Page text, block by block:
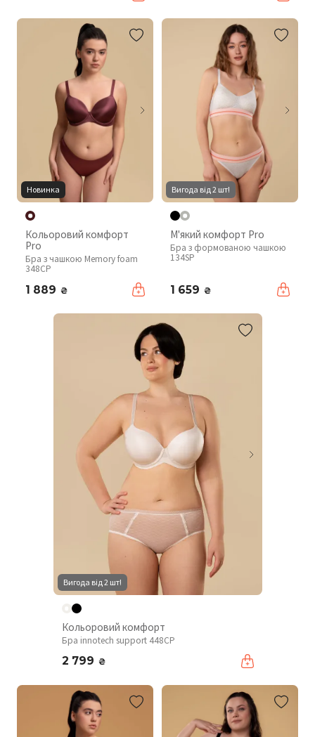
Новинка
Кольоровий комфорт
Pro
Бра з чашкою Memory foam
348CP
1 889 ₴
Вигода від 2 шт!
М'який комфорт Pro
Бра з формованою чашкою
134SP
1 659 ₴
Вигода від 2 шт!
Кольоровий комфорт
Бра innotech support 448CP
2 799 ₴